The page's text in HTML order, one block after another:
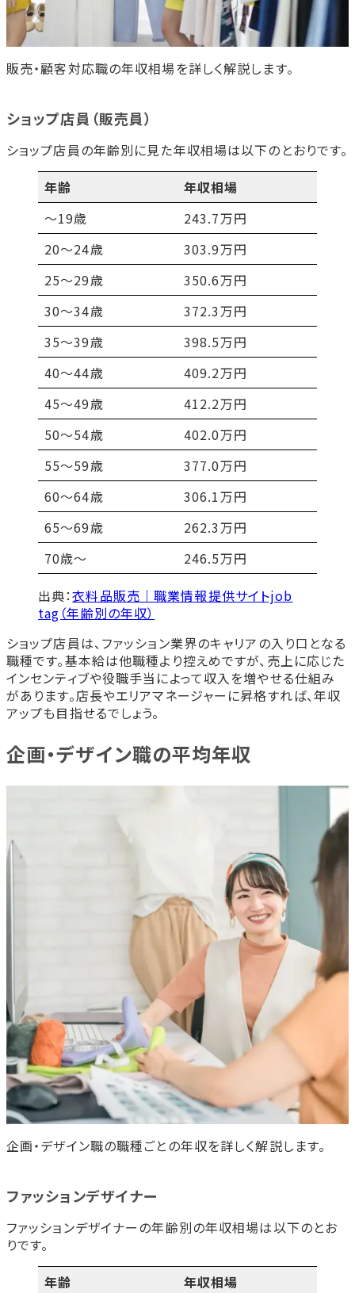
販売・顧客対応職の年収相場を詳しく解説します。
ショップ店員（販売員）
ショップ店員の年齢別に見た年収相場は以下のとおりです。
年齢
年収相場
～19歳
243.7万円
20～24歳
303.9万円
25～29歳
350.6万円
30～34歳
372.3万円
35～39歳
398.5万円
40～44歳
409.2万円
45～49歳
412.2万円
50〜54歳
402.0万円
55〜59歳
377.0万円
60〜64歳
306.1万円
65〜69歳
262.3万円
70歳〜
246.5万円
出典：衣料品販売｜職業情報提供サイトjob
tag（年齢別の年収）
ショップ店員は、ファッション業界のキャリアの入り口となる
職種です。基本給は他職種より控えめですが、売上に応じた
インセンティブや役職手当によって収入を増やせる仕組み
があります。店長やエリアマネージャーに昇格すれば、年収
アップも目指せるでしょう。
企画・デザイン職の平均年収
企画・デザイン職の職種ごとの年収を詳しく解説します。
ファッションデザイナー
ファッションデザイナーの年齢別の年収相場は以下のとお
りです。
年齢
年収相場